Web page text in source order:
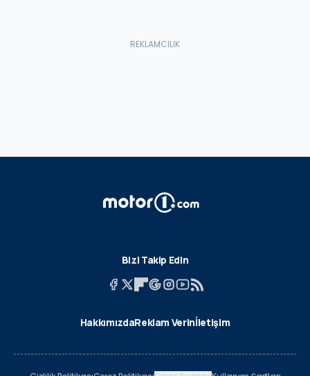
Bizi Takip Edin
HakkımızdaReklam Verinİletişim